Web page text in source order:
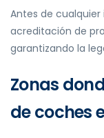
Antes de
acreditación de
garantizando la
Zonas
de coches